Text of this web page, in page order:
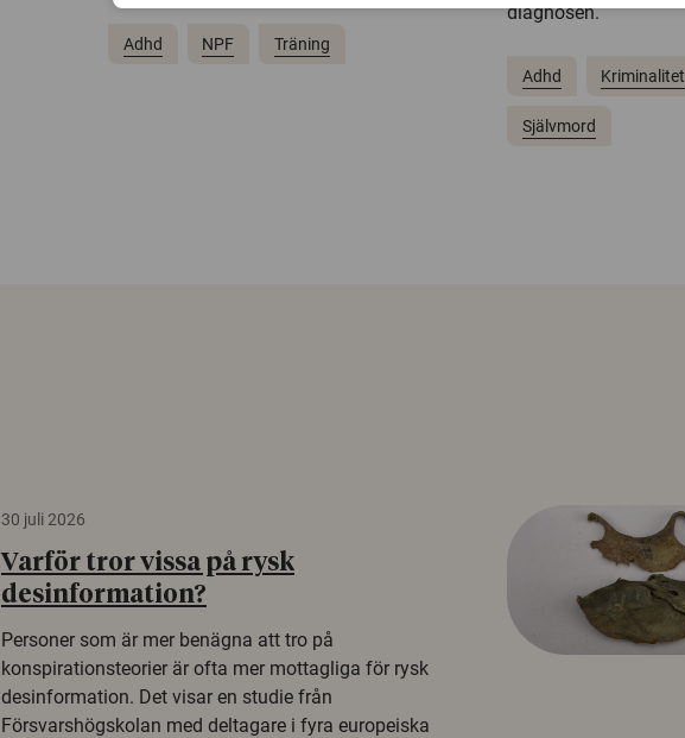
Adhd NPF Träning
diagnosen.
Adhd Kriminalitet
Självmord
30 juli 2026
Varför tror vissa på rysk
desinformation?
Personer som är mer benägna att tro på
konspirationsteorier är ofta mer mottagliga för rysk
desinformation. Det visar en studie från
Försvarshögskolan med deltagare i fyra europeiska